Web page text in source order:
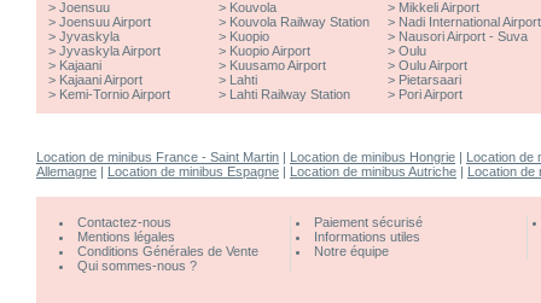
> Joensuu
> Joensuu Airport
> Jyvaskyla
> Jyvaskyla Airport
> Kajaani
> Kajaani Airport
> Kemi-Tornio Airport
> Kouvola
> Kouvola Railway Station
> Kuopio
> Kuopio Airport
> Kuusamo Airport
> Lahti
> Lahti Railway Station
> Mikkeli Airport
> Nadi International Airport
> Nausori Airport - Suva
>Oulu
>Oulu Airport
> Pietarsaari
> Pori Airport
Location de minibus France - Saint Martin | Location de minibus Hongrie | Location de
Allemagne | Location de minibus Espagne | Location de minibus Autriche | Location de
Contactez-nous
Mentions légales
Conditions Générales de Vente
Qui sommes-nous ?
Paiement sécurisé
Informations utiles
Notre équipe